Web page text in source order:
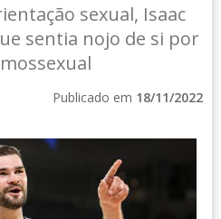
sexual, Isaac
sentia nojo de si por
Publicado em 18/11/2022